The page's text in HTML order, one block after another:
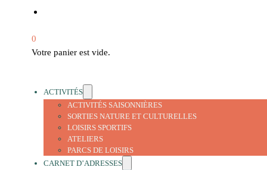
0
Votre panier est vide.
ACTIVITÉS
ACTIVITÉS SAISONNIÈRES
SORTIES NATURE ET CULTURELLES
LOISIRS SPORTIFS
ATELIERS
PARCS DE LOISIRS
CARNET D’ADRESSES